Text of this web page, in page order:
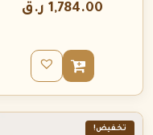
1,784.00 ر.ق
تخفيض!